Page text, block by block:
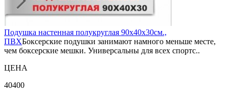
Подушка настенная полукруглая 90х40х30см.,
ПВХБоксерские подушки занимают намного меньше месте,
чем боксерские мешки. Универсальны для всех спортс..
ЦЕНА
40400